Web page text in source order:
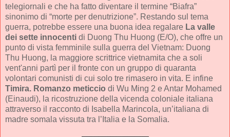
telegiornali e che ha fatto diventare il termine “Biafra”
sinonimo di “morte per denutrizione”. Restando sul tema
guerra, potrebbe essere una buona idea regalare La valle
dei sette innocenti di Duong Thu Huong (E/O), che offre un
punto di vista femminile sulla guerra del Vietnam: Duong
Thu Huong, la maggiore scrittrice vietnamita che a soli
vent'anni partì per il fronte con un gruppo di quaranta
volontari comunisti di cui solo tre rimasero in vita. E infine
Timira. Romanzo meticcio di Wu Ming 2 e Antar Mohamed
(Einaudi), la ricostruzione della vicenda coloniale italiana
attraverso il racconto di Isabella Marincola, un’italiana di
madre somala vissuta tra l’Italia e la Somalia.